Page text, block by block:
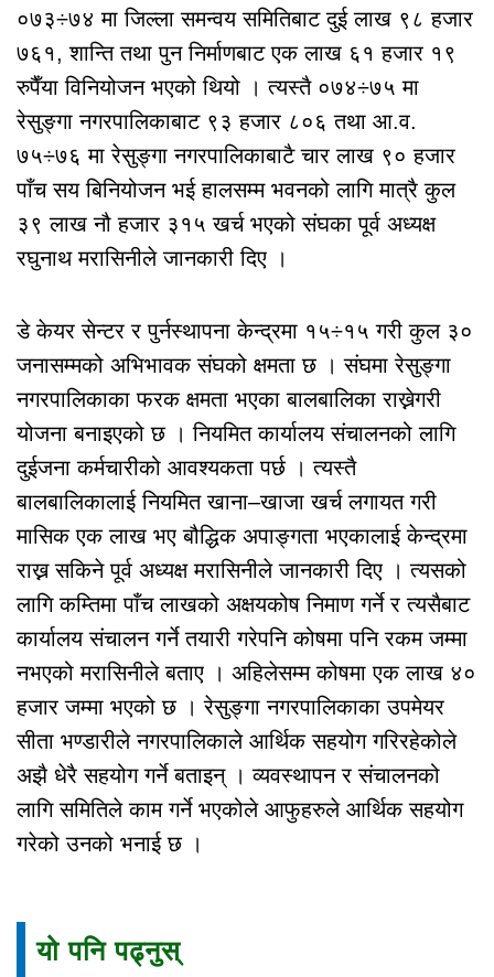
०७३÷७४ मा जिल्ला समन्वय समितिबाट दुई लाख ९८ हजार
७६१, शान्ति तथा पुन निर्माणबाट एक लाख ६१ हजार १९
रुपैँया विनियोजन भएको थियो । त्यस्तै ०७४÷७५ मा
रेसुङ्गा नगरपालिकाबाट ९३ हजार ८०६ तथा आ.व.
७५÷७६ मा रेसुङ्गा नगरपालिकाबाटै चार लाख ९० हजार
पाँच सय बिनियोजन भई हालसम्म भवनको लागि मात्रै कुल
३९ लाख नौ हजार ३१५ खर्च भएको संघका पूर्व अध्यक्ष
रघुनाथ मरासिनीले जानकारी दिए ।
डे केयर सेन्टर र पुर्नस्थापना केन्द्रमा १५÷१५ गरी कुल ३०
जनासम्मको अभिभावक संघको क्षमता छ । संघमा रेसुङ्गा
नगरपालिकाका फरक क्षमता भएका बालबालिका राख्नेगरी
योजना बनाइएको छ । नियमित कार्यालय संचालनको लागि
दुईजना कर्मचारीको आवश्यकता पर्छ । त्यस्तै
बालबालिकालाई नियमित खाना–खाजा खर्च लगायत गरी
मासिक एक लाख भए बौद्धिक अपाङ्गता भएकालाई केन्द्रमा
राख्न सकिने पूर्व अध्यक्ष मरासिनीले जानकारी दिए । त्यसको
लागि कम्तिमा पाँच लाखको अक्षयकोष निमाण गर्ने र त्यसैबाट
कार्यालय संचालन गर्ने तयारी गरेपनि कोषमा पनि रकम जम्मा
नभएको मरासिनीले बताए । अहिलेसम्म कोषमा एक लाख ४०
हजार जम्मा भएको छ । रेसुङ्गा नगरपालिकाका उपमेयर
सीता भण्डारीले नगरपालिकाले आर्थिक सहयोग गरिरहेकोले
अझै धेरै सहयोग गर्ने बताइन् । व्यवस्थापन र संचालनको
लागि समितिले काम गर्ने भएकोले आफुहरुले आर्थिक सहयोग
गरेको उनको भनाई छ ।
यो पनि पढ्नुस्